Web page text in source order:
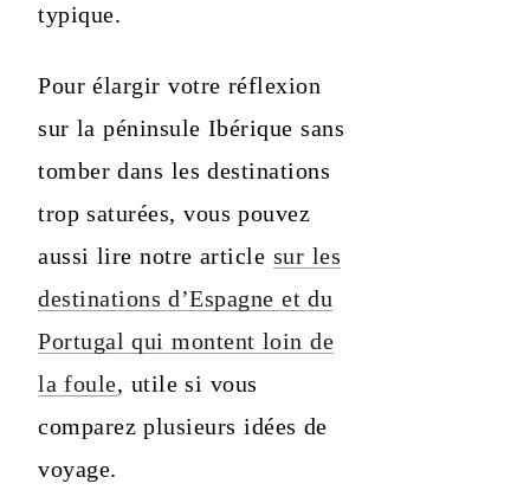
typique.
Pour élargir votre réflexion
sur la péninsule Ibérique sans
tomber dans les destinations
trop saturées, vous pouvez
aussi lire notre article sur les
destinations d’Espagne et du
Portugal qui montent loin de
la foule, utile si vous
comparez plusieurs idées de
voyage.